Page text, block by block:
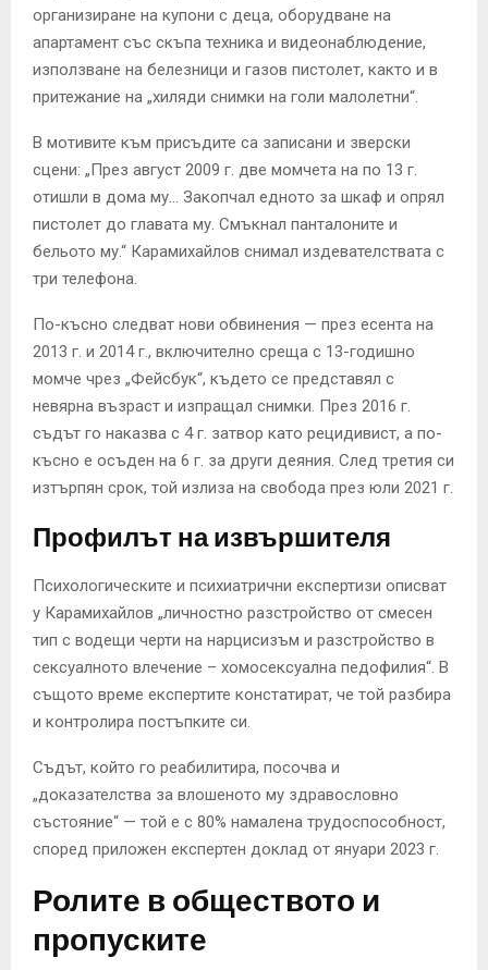
организиране на купони с деца, оборудване на
апартамент със скъпа техника и видеонаблюдение,
използване на белезници и газов пистолет, както и в
притежание на „хиляди снимки на голи малолетни“.
В мотивите към присъдите са записани и зверски
сцени: „През август 2009 г. две момчета на по 13 г.
отишли в дома му… Закопчал едното за шкаф и опрял
пистолет до главата му. Смъкнал панталоните и
бельото му.“ Карамихайлов снимал издевателствата с
три телефона.
По-късно следват нови обвинения — през есента на
2013 г. и 2014 г., включително среща с 13-годишно
момче чрез „Фейсбук“, където се представял с
невярна възраст и изпращал снимки. През 2016 г.
съдът го наказва с 4 г. затвор като рецидивист, а по-
късно е осъден на 6 г. за други деяния. След третия си
изтърпян срок, той излиза на свобода през юли 2021 г.
Профилът на извършителя
Психологическите и психиатрични експертизи описват
у Карамихайлов „личностно разстройство от смесен
тип с водещи черти на нарцисизъм и разстройство в
сексуалното влечение – хомосексуална педофилия“. В
същото време експертите констатират, че той разбира
и контролира постъпките си.
Съдът, който го реабилитира, посочва и
„доказателства за влошеното му здравословно
състояние“ — той е с 80% намалена трудоспособност,
според приложен експертен доклад от януари 2023 г.
Ролите в обществото и
пропуските